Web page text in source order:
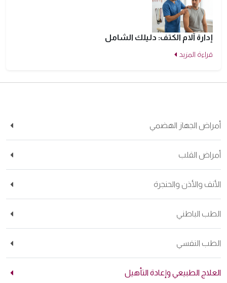
الجهاز الهضمي
القلب
والأذن والحنجرة
الباطني
النفسي
الطبيعي وإعادة التأهيل
إدارة آلام الكتف: دليلك الشامل
قراءة المزيد